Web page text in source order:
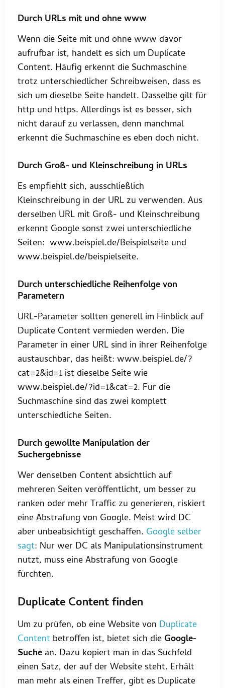
Durch URLs mit und ohne www
Wenn die Seite mit und ohne www davor
aufrufbar ist, handelt es sich um Duplicate
Content. Häufig erkennt die Suchmaschine
trotz unterschiedlicher Schreibweisen, dass es
sich um dieselbe Seite handelt. Dasselbe gilt für
http und https. Allerdings ist es besser, sich
nicht darauf zu verlassen, denn manchmal
erkennt die Suchmaschine es eben doch nicht.
Durch Groß- und Kleinschreibung in URLs
Es empfiehlt sich, ausschließlich
Kleinschreibung in der URL zu verwenden. Aus
derselben URL mit Groß- und Kleinschreibung
erkennt Google sonst zwei unterschiedliche
Seiten: www.beispiel.de/Beispielseite und
www.beispiel.de/beispielseite.
Durch unterschiedliche Reihenfolge von
Parametern
URL-Parameter sollten generell im Hinblick auf
Duplicate Content vermieden werden. Die
Parameter in einer URL sind in ihrer Reihenfolge
austauschbar, das heißt: www.beispiel.de/?
cat=2&id=1 ist dieselbe Seite wie
www.beispiel.de/?id=1&cat=2. Für die
Suchmaschine sind das zwei komplett
unterschiedliche Seiten.
Durch gewollte Manipulation der
Suchergebnisse
Wer denselben Content absichtlich auf
mehreren Seiten veröffentlicht, um besser zu
ranken oder mehr Traffic zu generieren, riskiert
eine Abstrafung von Google. Meist wird DC
aber unbeabsichtigt geschaffen. Google selber
sagt: Nur wer DC als Manipulationsinstrument
nutzt, muss eine Abstrafung von Google
fürchten.
Duplicate Content finden
Um zu prüfen, ob eine Website von Duplicate
Content betroffen ist, bietet sich die Google-
Suche an. Dazu kopiert man in das Suchfeld
einen Satz, der auf der Website steht. Erhält
man mehr als einen Treffer, gibt es Duplicate